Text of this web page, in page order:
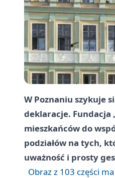
W Poznaniu szykuje
deklaracje. Fundacja
mieszkańców do
podziałów na tych,
uważność i prosty
Obraz z 103 części